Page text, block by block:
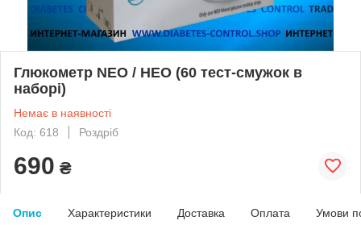
Глюкометр NEO / НЕО (60 тест-смужок в
наборі)
Немає в наявності
Код: 618
Роздріб
690 ₴
Опис Характеристики Доставка Оплата Умови